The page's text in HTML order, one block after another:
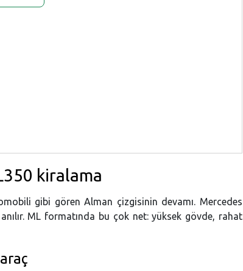
kiralama
gibi gören Alman çizgisinin devamı. Mercedes
ML formatında bu çok net: yüksek gövde, rahat